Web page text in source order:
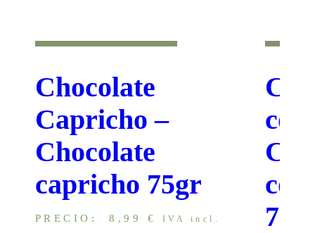
Chocolate
Capricho –
Chocolate
capricho 75gr
PRECIO: 8,99 € IVA incl.
con
con